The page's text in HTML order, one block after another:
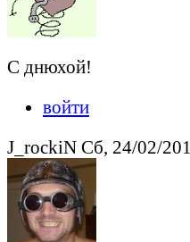
С днюхой!
войти
J_rockiN Сб, 24/02/